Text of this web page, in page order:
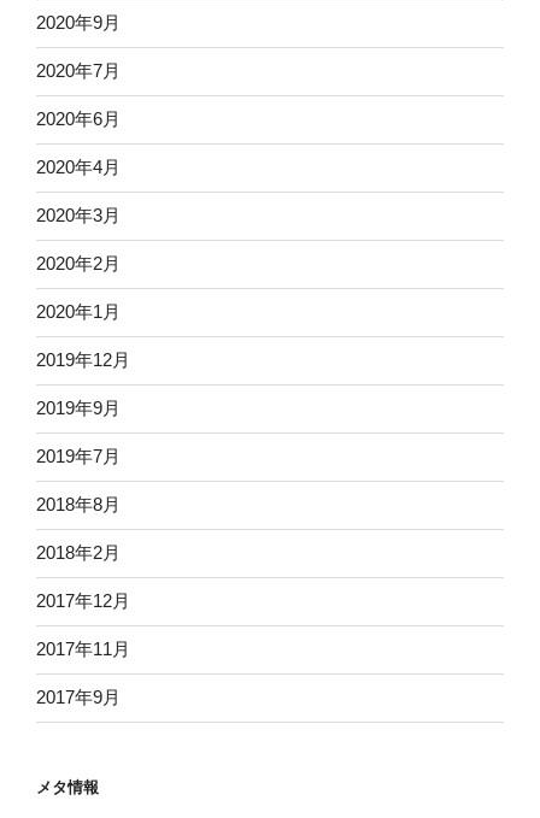
2020年9月
2020年7月
2020年6月
2020年4月
2020年3月
2020年2月
2020年1月
2019年12月
2019年9月
2019年7月
2018年8月
2018年2月
2017年12月
2017年11月
2017年9月
メタ情報